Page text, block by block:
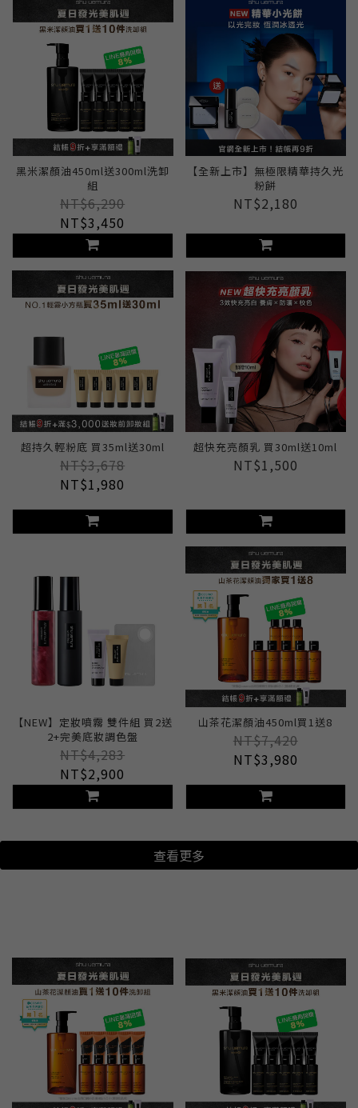
黑米潔顏油450ml送300ml洗卸
組
NT$6,290
NT$3,450
【全新上市】無極限精華持久光
粉餅
NT$2,180
超持久輕粉底 買35ml送30ml
NT$3,678
NT$1,980
超快充亮顏乳 買30ml送10ml
NT$1,500
【NEW】定妝噴霧 雙件組 買2送
2+完美底妝調色盤
NT$4,283
NT$2,900
山茶花潔顏油450ml買1送8
NT$7,420
NT$3,980
查看更多